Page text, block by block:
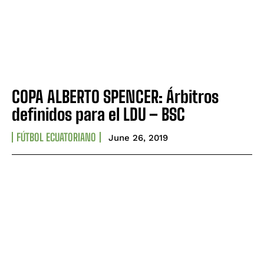
COPA ALBERTO SPENCER: Árbitros
definidos para el LDU – BSC
FÚTBOL ECUATORIANO June 26, 2019